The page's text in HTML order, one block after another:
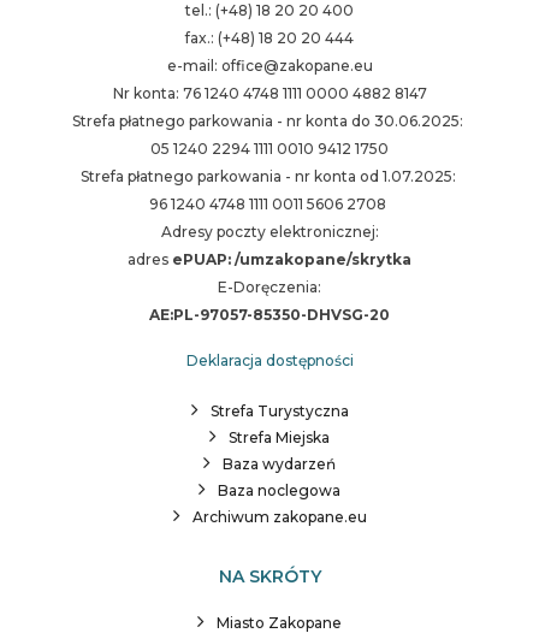
tel.: (+48) 18 20 20 400
fax.: (+48) 18 20 20 444
e-mail: office@zakopane.eu
Nr konta: 76 1240 4748 1111 0000 4882 8147
Strefa płatnego parkowania - nr konta do 30.06.2025:
05 1240 2294 1111 0010 9412 1750
Strefa płatnego parkowania - nr konta od 1.07.2025:
96 1240 4748 1111 0011 5606 2708
Adresy poczty elektronicznej:
adres ePUAP: /umzakopane/skrytka
E-Doręczenia:
AE:PL-97057-85350-DHVSG-20
Deklaracja dostępności
Strefa Turystyczna
Strefa Miejska
Baza wydarzeń
Baza noclegowa
Archiwum zakopane.eu
NA SKRÓTY
Miasto Zakopane